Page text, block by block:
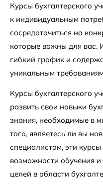
Курсы бухгалтерского
к индивидуальным
сосредоточиться на
которые важны для вас.
гибкий график и
уникальным
Курсы бухгалтерского
развить свои навыки
знания, необходимые в
того, являетесь ли вы
специалистом, эти
возможности обучения
целей в области